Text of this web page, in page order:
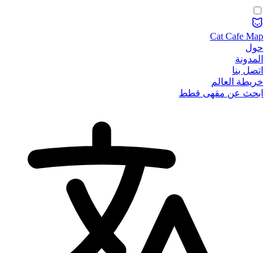
Cat Cafe Map
حول
المدونة
اتصل بنا
خريطة العالم
ابحث عن مقهى قطط